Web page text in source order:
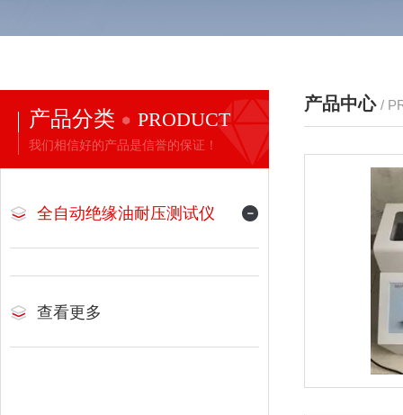
产品分类 PRODUCT
我们相信好的产品是信誉的保证！
全自动绝缘油耐压测试仪
查看更多
产品中心 /